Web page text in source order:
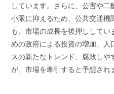
しています。さらに、公害や
小限に抑えるため、公共交通機
も、市場の成長を後押しして
めの政府による投資の増加、
スの新たなトレンド、腐敗し
が、市場を牽引すると予想され